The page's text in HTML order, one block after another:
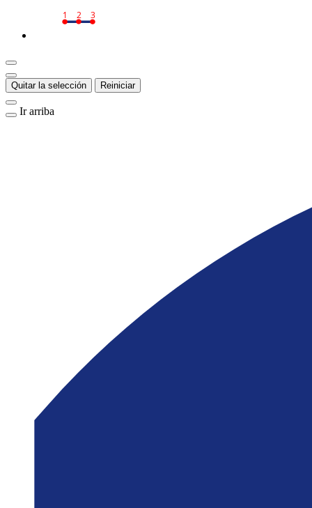
1 2 3
Quitar la selección Reiniciar
Ir arriba